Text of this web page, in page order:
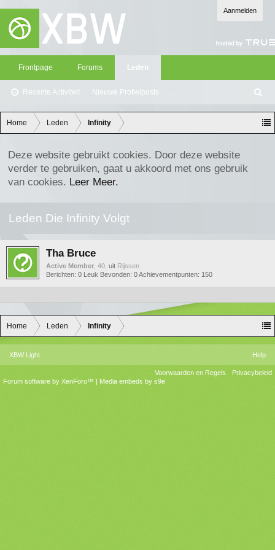
Aanmelden
Frontpage Forums Leden
Recente Activiteit Nieuwe Profielposts ...
oe
ke
n
Home Leden Infinity
Deze website gebruikt cookies. Door deze website
verder te gebruiken, gaat u akkoord met ons gebruik
van cookies. Leer Meer.
Leden Die Infinity Volgt
Tha Bruce
Active Member , 40, uit Rijssen
Berichten: 0 Leuk Bevonden: 0Achievementpunten: 150
Home Leden Infinity
XBW Light Help
Voorwaarden en Regels
Privacybeleid
Forum software by XenForo™ | Media embeds by s9e